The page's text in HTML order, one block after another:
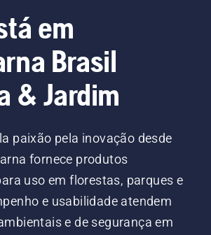
em
Brasil
& Jardim
paixão pela inovação desde
fornece produtos
uso em florestas, parques e
e usabilidade atendem
e de segurança em